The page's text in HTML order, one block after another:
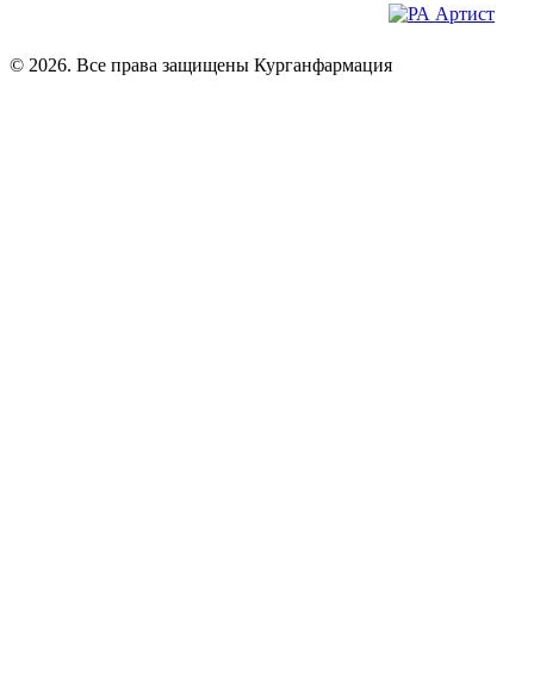
© 2026. Все права защищены Курганфармация